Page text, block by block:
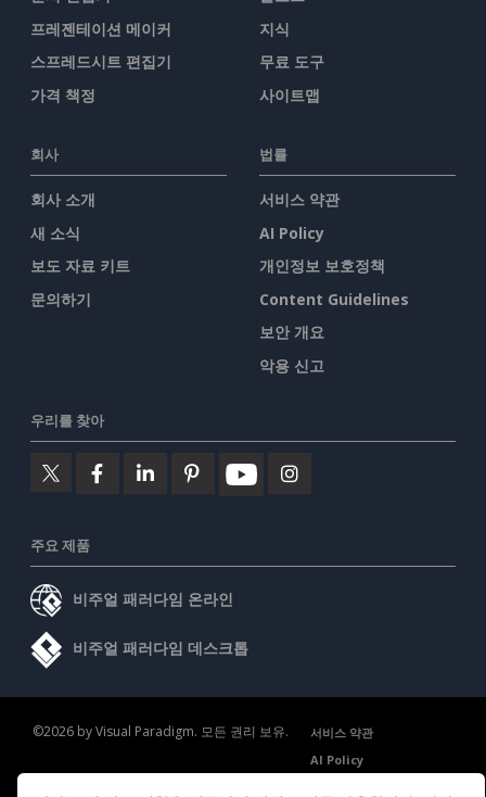
프레젠테이션 메이커
스프레드시트 편집기
가격 책정
지식
무료 도구
사이트맵
회사
회사 소개
새 소식
보도 자료 키트
문의하기
법률
서비스 약관
AI Policy
개인정보 보호정책
Content Guidelines
보안 개요
악용 신고
우리를 찾아
주요 제품
비주얼 패러다임 온라인
비주얼 패러다임 데스크톱
©2026 by Visual Paradigm. 모든 권리 보유.
서비스 약관
AI Policy